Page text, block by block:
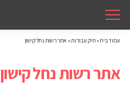
עמוד בית» תיק עבודות» אתר רשות נחל קישון
אתר רשות נחל קישון